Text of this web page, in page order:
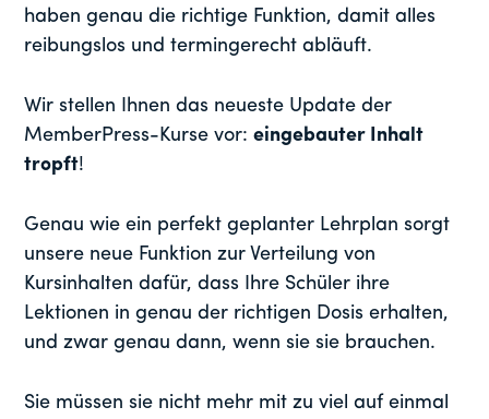
haben genau die richtige Funktion, damit alles
reibungslos und termingerecht abläuft.
Wir stellen Ihnen das neueste Update der
MemberPress-Kurse vor:eingebauter Inhalt
tropft!
Genau wie ein perfekt geplanter Lehrplan sorgt
unsere neue Funktion zur Verteilung von
Kursinhalten dafür, dass Ihre Schüler ihre
Lektionen in genau der richtigen Dosis erhalten,
und zwar genau dann, wenn sie sie brauchen.
Sie müssen sie nicht mehr mit zu viel auf einmal